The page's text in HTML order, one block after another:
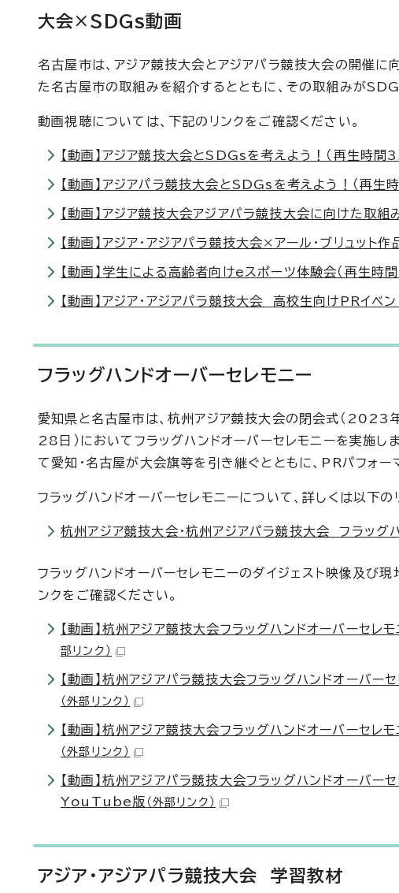
大会×SDGs動画
名古屋市は、アジア競技大会とアジアパラ競技大会の開催
た名古屋市の取組みを紹介するとともに、その取組みが
動画視聴については、下記のリンクをご確認ください。
【動画】アジア競技大会とSDGsを考えよう！（再生時
【動画】アジアパラ競技大会とSDGsを考えよう！（再
【動画】アジア競技大会アジアパラ競技大会に向けた取
【動画】アジア・アジアパラ競技大会×アール・ブリュッ
【動画】学生による高齢者向けeスポーツ体験会（再生
【動画】アジア・アジアパラ競技大会 高校生向けPRイ
フラッグハンドオーバーセレモニー
愛知県と名古屋市は、杭州アジア競技大会の閉会式（
28日）においてフラッグハンドオーバーセレモニーを実施し
て愛知・名古屋が大会旗等を引き継ぐとともに、PRパフォー
フラッグハンドオーバーセレモニーについて、詳しくは以下の
杭州アジア競技大会・杭州アジアパラ競技大会 フラッグ
フラッグハンドオーバーセレモニーのダイジェスト映像及び
ンクをご確認ください。
【動画】杭州アジア競技大会フラッグハンドオーバーセ
部リンク）
【動画】杭州アジアパラ競技大会フラッグハンドオーバ
（外部リンク）
【動画】杭州アジア競技大会フラッグハンドオーバー
（外部リンク）
【動画】杭州アジアパラ競技大会フラッグハンドオーバ
YouTube版 （外部リンク）
アジア・アジアパラ競技大会 学習教材